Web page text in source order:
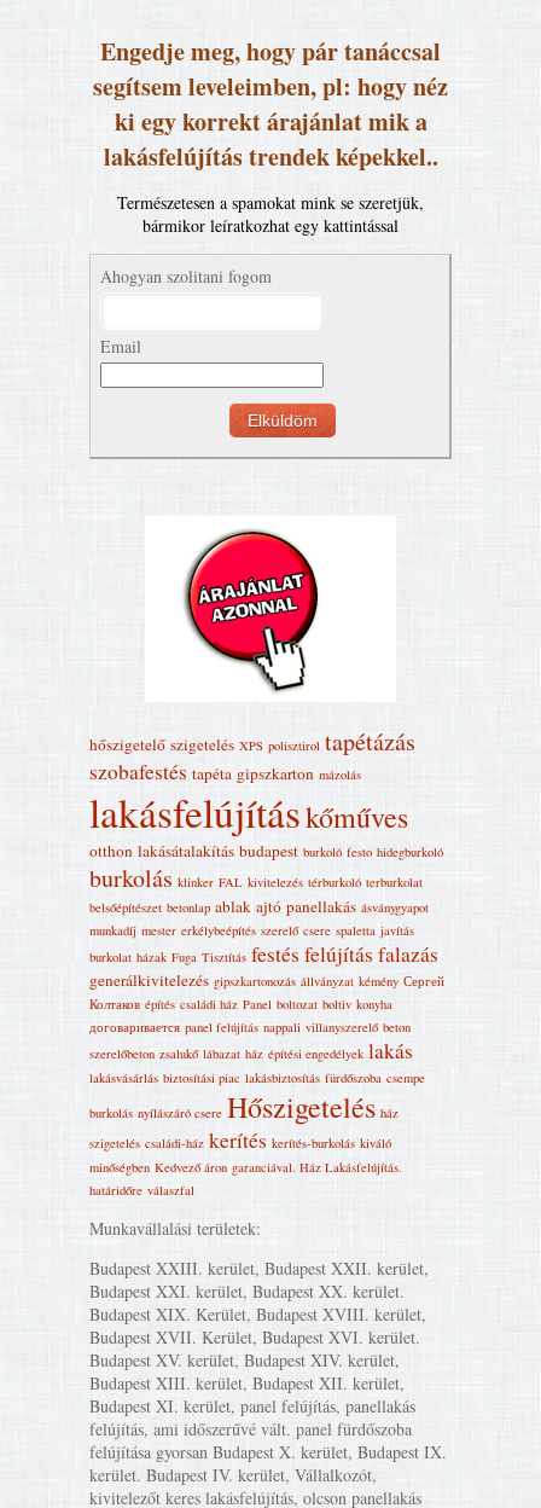
Engedje meg, hogy pár tanáccsal
segítsem leveleimben, pl: hogy néz
ki egy korrekt árajánlat mik a
lakásfelújítás trendek képekkel..
Természetesen a spamokat mink se szeretjük,
bármikor leíratkozhat egy kattintással
Ahogyan szolitani fogom
Email
hőszigetelő szigetelés XPS polisztirol tapétázás
szobafestés tapéta gipszkarton mázolás
lakásfelújításkőműves
otthon lakásátalakítás budapest burkoló festo hidegburkoló
burkolás klinker FAL kivitelezés térburkoló terburkolat
belsőépítészet betonlap ablak ajtó panellakás ásványgyapot
munkadíj mester erkélybeépítés szerelő csere spaletta javítás
burkolat házak Fuga Tisztítás festés felújítás falazás
generálkivitelezés gipszkartonozás állványzat kémény Сергей
Колтаков építés családi ház Panel boltozat boltiv konyha
договаривается panel felújítás nappali villanyszerelő beton
szerelőbeton zsalukő lábazat ház építési engedélyek lakás
lakásvásárlás biztosítási piac lakásbiztosítás fürdőszoba csempe
burkolás nyílászáró csere Hőszigetelés ház
szigetelés családi-ház kerítés kerítés-burkolás kiváló
minőségben Kedvező áron garanciával. Ház Lakásfelújítás‎.
határidőre válaszfal
Munkavállalási területek:
Budapest XXIII. kerület, Budapest XXII. kerület,
Budapest XXI. kerület, Budapest XX. kerület.
Budapest XIX. Kerület, Budapest XVIII. kerület,
Budapest XVII. Kerület, Budapest XVI. kerület.
Budapest XV. kerület, Budapest XIV. kerület,
Budapest XIII. kerület, Budapest XII. kerület,
Budapest XI. kerület, panel felújítás, panellakás
felújítás, ami időszerűvé vált. panel fürdőszoba
felújítása gyorsan Budapest X. kerület, Budapest IX.
kerület. Budapest IV. kerület, Vállalkozót,
kivitelezőt keres lakásfelújítás, olcson panellakás